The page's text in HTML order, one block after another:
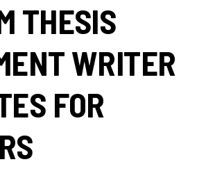
THESIS
WRITER
FOR